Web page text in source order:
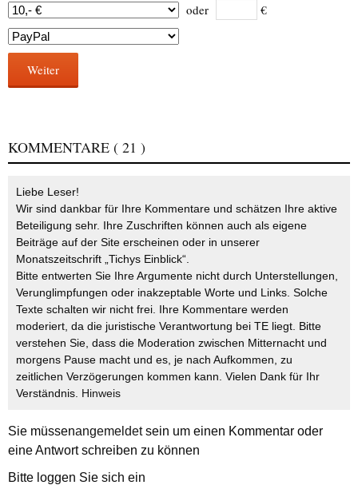
oder €
Weiter
KOMMENTARE ( 21 )
Liebe Leser!
Wir sind dankbar für Ihre Kommentare und schätzen Ihre aktive
Beteiligung sehr. Ihre Zuschriften können auch als eigene
Beiträge auf der Site erscheinen oder in unserer
Monatszeitschrift „Tichys Einblick“.
Bitte entwerten Sie Ihre Argumente nicht durch Unterstellungen,
Verunglimpfungen oder inakzeptable Worte und Links. Solche
Texte schalten wir nicht frei. Ihre Kommentare werden
moderiert, da die juristische Verantwortung bei TE liegt. Bitte
verstehen Sie, dass die Moderation zwischen Mitternacht und
morgens Pause macht und es, je nach Aufkommen, zu
zeitlichen Verzögerungen kommen kann. Vielen Dank für Ihr
Verständnis. Hinweis
Sie müssenangemeldetsein um einen Kommentar oder
eine Antwort schreiben zu können
Bitte loggen Sie sich ein